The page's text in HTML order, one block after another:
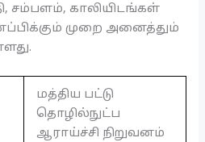
சம்பளம், காலியிடங்கள்
முறை அனைத்தும்
மத்திய பட்டு
தொழில்நுட்ப
ஆராய்ச்சி நிறுவனம்